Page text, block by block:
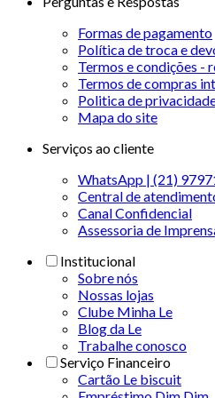
Formas de pagamento
Política de troca e
Termos e condições -
Termos de compras
Politica de
Mapa do site
Serviços ao cliente
WhatsApp | (21)
Central de
Canal Confidencial
Assessoria de
Institucional
Sobre nós
Nossas lojas
Clube Minha Le
Blog da Le
Trabalhe conosco
Serviço Financeiro
Cartão Le biscuit